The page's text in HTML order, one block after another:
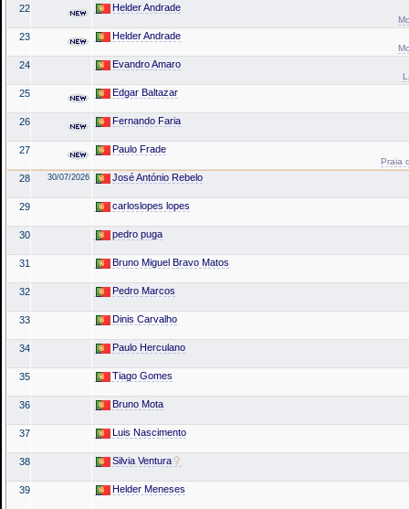
22 Helder Andrade
23 Helder Andrade
24 Evandro Amaro
25 Edgar Baltazar
26 Fernando Faria
27 Paulo Frade
Praia
28 30/07/2026 José António Rebelo
29 carloslopes lopes
30 pedro puga
31 Bruno Miguel Bravo Matos
32 Pedro Marcos
33 Dinis Carvalho
34 Paulo Herculano
35 Tiago Gomes
36 Bruno Mota
37 Luis Nascimento
38 Silvia Ventura
39 Helder Meneses